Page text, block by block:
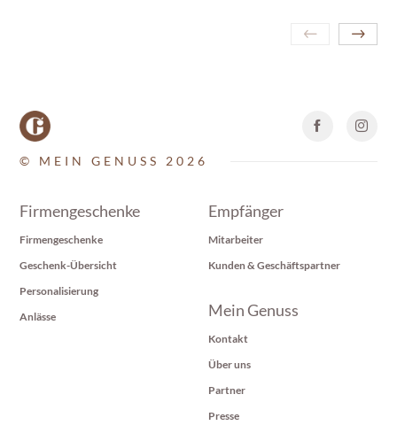
© MEIN GENUSS 2026
Firmengeschenke
Firmengeschenke
Geschenk-Übersicht
Personalisierung
Anlässe
Empfänger
Mitarbeiter
Kunden & Geschäftspartner
Mein Genuss
Kontakt
Über uns
Partner
Presse